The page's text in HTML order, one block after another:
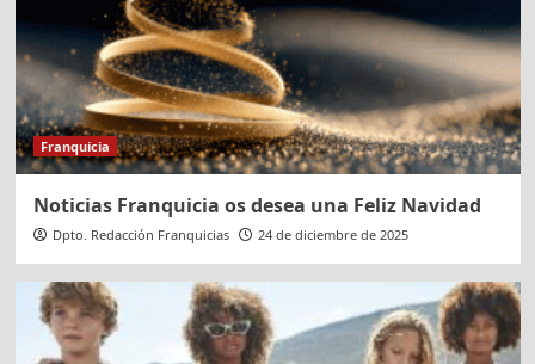
Franquicia
Noticias Franquicia os desea una Feliz Navidad
Dpto. Redacción Franquicias 24 de diciembre de 2025